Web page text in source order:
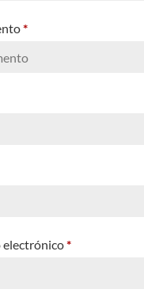
*
electrónico*